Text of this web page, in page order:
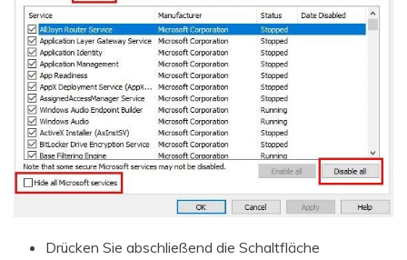
Drücken Sie abschließend die Schaltfläche